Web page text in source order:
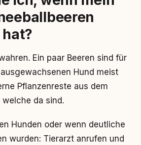
Ein paar Beeren sind für
Hund meist
Pflanzenreste aus dem
da sind.
Hunden oder wenn deutliche
wurden: Tierarzt anrufen und